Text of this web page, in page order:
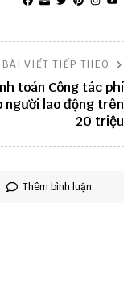
BÀI VIẾT TIẾP THEO
toán Công tác phí
người lao động trên
20 triệu
Thêm bình luận